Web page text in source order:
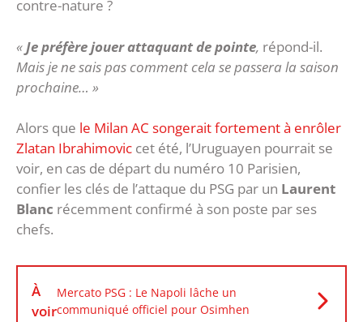
contre-nature ?
«Je préfère jouer attaquant de pointe, répond-il.
Mais je ne sais pas comment cela se passera la saison
prochaine… »
Alors que le Milan AC songerait fortement à enrôler
Zlatan Ibrahimovic cet été, l’Uruguayen pourrait se
voir, en cas de départ du numéro 10 Parisien,
confier les clés de l’attaque du PSG par un Laurent
Blanc récemment confirmé à son poste par ses
chefs.
À
voir
Mercato PSG : Le Napoli lâche un
communiqué officiel pour Osimhen